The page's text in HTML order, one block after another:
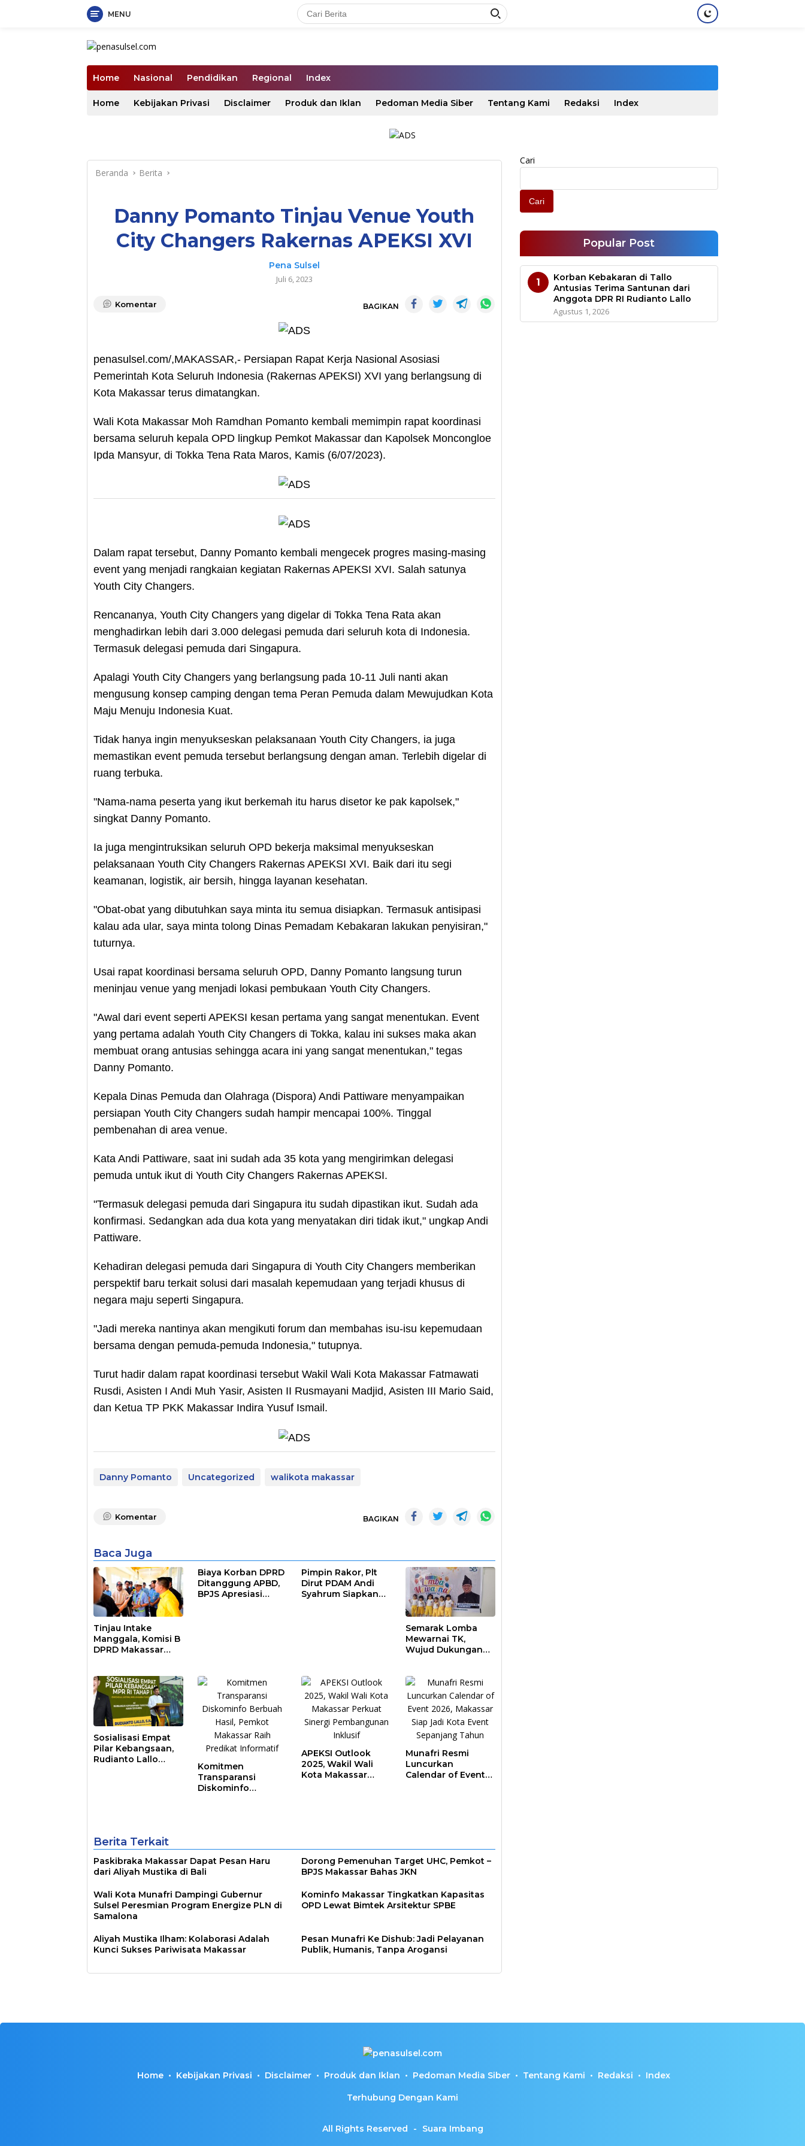
MENU
Home Nasional Pendidikan Regional Index
Home Kebijakan Privasi Disclaimer Produk dan Iklan Pedoman Media Siber Tentang Kami Redaksi Index
Beranda Berita
Danny Pomanto Tinjau Venue Youth
City Changers Rakernas APEKSI XVI
Pena Sulsel
Juli 6, 2023
Komentar BAGIKAN
penasulsel.com/,MAKASSAR,- Persiapan Rapat Kerja Nasional Asosiasi
Pemerintah Kota Seluruh Indonesia (Rakernas APEKSI) XVI yang berlangsung di
Kota Makassar terus dimatangkan.
Wali Kota Makassar Moh Ramdhan Pomanto kembali memimpin rapat koordinasi
bersama seluruh kepala OPD lingkup Pemkot Makassar dan Kapolsek Moncongloe
Ipda Mansyur, di Tokka Tena Rata Maros, Kamis (6/07/2023).
Dalam rapat tersebut, Danny Pomanto kembali mengecek progres masing-masing
event yang menjadi rangkaian kegiatan Rakernas APEKSI XVI. Salah satunya
Youth City Changers.
Rencananya, Youth City Changers yang digelar di Tokka Tena Rata akan
menghadirkan lebih dari 3.000 delegasi pemuda dari seluruh kota di Indonesia.
Termasuk delegasi pemuda dari Singapura.
Apalagi Youth City Changers yang berlangsung pada 10-11 Juli nanti akan
mengusung konsep camping dengan tema Peran Pemuda dalam Mewujudkan Kota
Maju Menuju Indonesia Kuat.
Tidak hanya ingin menyukseskan pelaksanaan Youth City Changers, ia juga
memastikan event pemuda tersebut berlangsung dengan aman. Terlebih digelar di
ruang terbuka.
"Nama-nama peserta yang ikut berkemah itu harus disetor ke pak kapolsek,"
singkat Danny Pomanto.
Ia juga mengintruksikan seluruh OPD bekerja maksimal menyukseskan
pelaksanaan Youth City Changers Rakernas APEKSI XVI. Baik dari itu segi
keamanan, logistik, air bersih, hingga layanan kesehatan.
"Obat-obat yang dibutuhkan saya minta itu semua disiapkan. Termasuk antisipasi
kalau ada ular, saya minta tolong Dinas Pemadam Kebakaran lakukan penyisiran,"
tuturnya.
Usai rapat koordinasi bersama seluruh OPD, Danny Pomanto langsung turun
meninjau venue yang menjadi lokasi pembukaan Youth City Changers.
"Awal dari event seperti APEKSI kesan pertama yang sangat menentukan. Event
yang pertama adalah Youth City Changers di Tokka, kalau ini sukses maka akan
membuat orang antusias sehingga acara ini yang sangat menentukan," tegas
Danny Pomanto.
Kepala Dinas Pemuda dan Olahraga (Dispora) Andi Pattiware menyampaikan
persiapan Youth City Changers sudah hampir mencapai 100%. Tinggal
pembenahan di area venue.
Kata Andi Pattiware, saat ini sudah ada 35 kota yang mengirimkan delegasi
pemuda untuk ikut di Youth City Changers Rakernas APEKSI.
"Termasuk delegasi pemuda dari Singapura itu sudah dipastikan ikut. Sudah ada
konfirmasi. Sedangkan ada dua kota yang menyatakan diri tidak ikut," ungkap Andi
Pattiware.
Kehadiran delegasi pemuda dari Singapura di Youth City Changers memberikan
perspektif baru terkait solusi dari masalah kepemudaan yang terjadi khusus di
negara maju seperti Singapura.
"Jadi mereka nantinya akan mengikuti forum dan membahas isu-isu kepemudaan
bersama dengan pemuda-pemuda Indonesia," tutupnya.
Turut hadir dalam rapat koordinasi tersebut Wakil Wali Kota Makassar Fatmawati
Rusdi, Asisten I Andi Muh Yasir, Asisten II Rusmayani Madjid, Asisten III Mario Said,
dan Ketua TP PKK Makassar Indira Yusuf Ismail.
Danny Pomanto Uncategorized walikota makassar
Komentar BAGIKAN
Baca Juga
Tinjau Intake
Manggala, Komisi B
DPRD Makassar
Biaya Korban DPRD
Ditanggung APBD,
BPJS Apresiasi
Pimpin Rakor, Plt
Dirut PDAM Andi
Syahrum Siapkan
Semarak Lomba
Mewarnai TK,
Wujud Dukungan
Sosialisasi Empat
Pilar Kebangsaan,
Rudianto Lallo
Komitmen
Transparansi
Diskominfo
APEKSI Outlook
2025, Wakil Wali
Kota Makassar
Munafri Resmi
Luncurkan
Calendar of Event
Berita Terkait
Paskibraka Makassar Dapat Pesan Haru
dari Aliyah Mustika di Bali
Dorong Pemenuhan Target UHC, Pemkot –
BPJS Makassar Bahas JKN
Wali Kota Munafri Dampingi Gubernur
Sulsel Peresmian Program Energize PLN di
Samalona
Kominfo Makassar Tingkatkan Kapasitas
OPD Lewat Bimtek Arsitektur SPBE
Aliyah Mustika Ilham: Kolaborasi Adalah
Kunci Sukses Pariwisata Makassar
Pesan Munafri Ke Dishub: Jadi Pelayanan
Publik, Humanis, Tanpa Arogansi
Cari
Cari
Popular Post
1
Korban Kebakaran di Tallo
Antusias Terima Santunan dari
Anggota DPR RI Rudianto Lallo
Agustus 1, 2026
Home Kebijakan Privasi Disclaimer Produk dan Iklan Pedoman Media Siber Tentang Kami Redaksi Index
Terhubung Dengan Kami
All Rights Reserved - Suara Imbang